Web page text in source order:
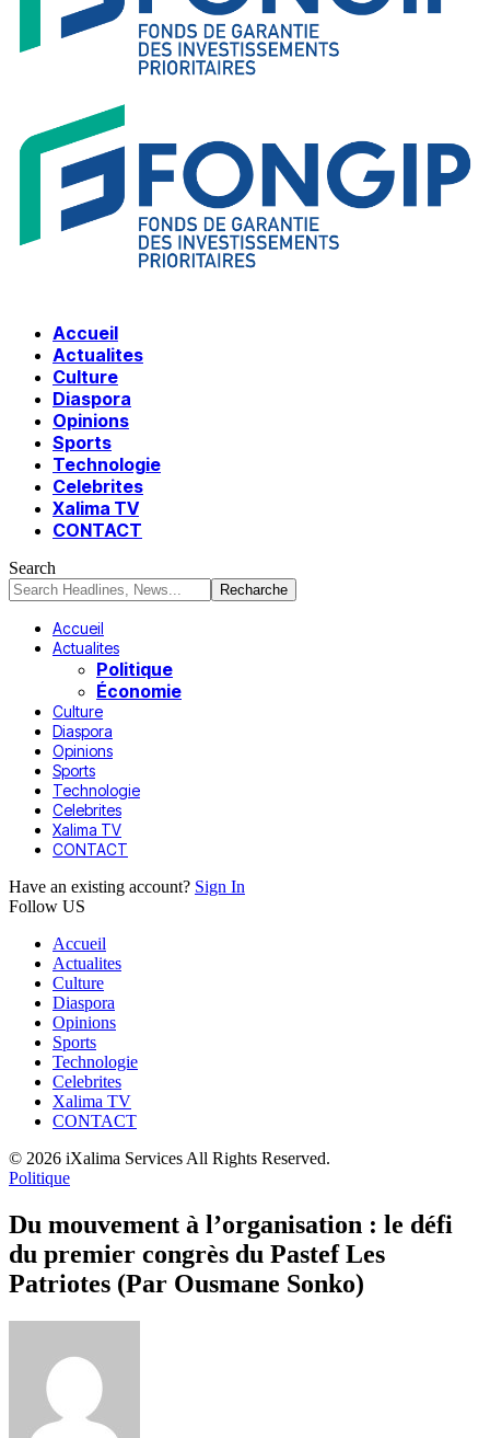
Accueil
Actualites
Culture
Diaspora
Opinions
Sports
Technologie
Celebrites
Xalima TV
CONTACT
Search
Accueil
Actualites
Politique
Économie
Culture
Diaspora
Opinions
Sports
Technologie
Celebrites
Xalima TV
CONTACT
Have an existing account? Sign In
Follow US
Accueil
Actualites
Culture
Diaspora
Opinions
Sports
Technologie
Celebrites
Xalima TV
CONTACT
© 2026 iXalima Services All Rights Reserved.
Politique
Du mouvement à l’organisation : le défi
du premier congrès du Pastef Les
Patriotes (Par Ousmane Sonko)